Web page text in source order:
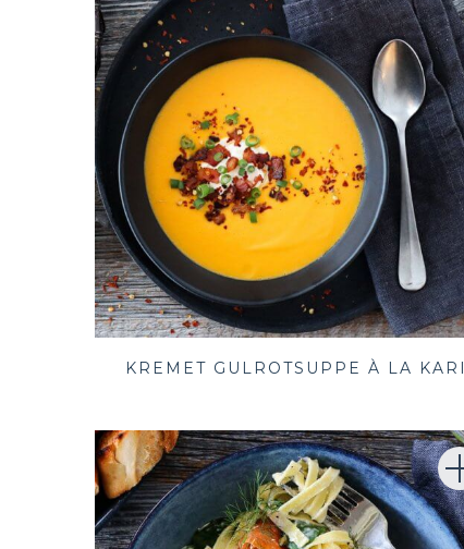
KREMET GULROTSUPPE À LA KARI